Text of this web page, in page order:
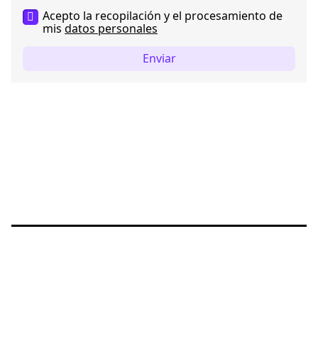
Acepto la recopilación y el procesamiento de
mis datos personales
Enviar